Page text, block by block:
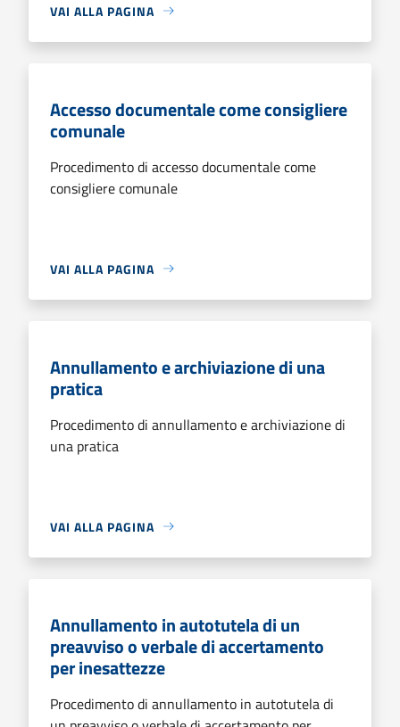
VAI ALLA PAGINA
Accesso documentale come consigliere
comunale
Procedimento di accesso documentale come
consigliere comunale
VAI ALLA PAGINA
Annullamento e archiviazione di una
pratica
Procedimento di annullamento e archiviazione di
una pratica
VAI ALLA PAGINA
Annullamento in autotutela di un
preavviso o verbale di accertamento
per inesattezze
Procedimento di annullamento in autotutela di